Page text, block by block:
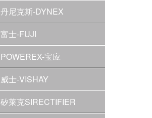
丹尼克斯-DYNEX
富士-FUJI
POWEREX-宝应
威士-VISHAY
矽莱克SIRECTIFIER